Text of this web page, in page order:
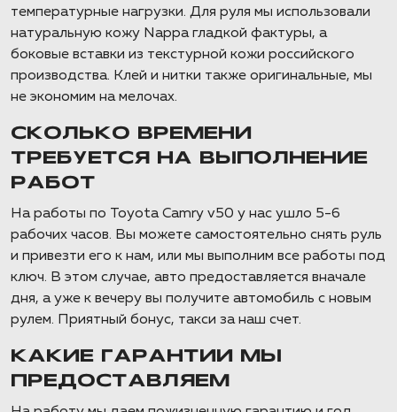
температурные нагрузки. Для руля мы использовали
натуральную кожу Nappa гладкой фактуры, а
боковые вставки из текстурной кожи российского
производства. Клей и нитки также оригинальные, мы
не экономим на мелочах.
СКОЛЬКО ВРЕМЕНИ
ТРЕБУЕТСЯ НА ВЫПОЛНЕНИЕ
РАБОТ
На работы по Toyota Camry v50 у нас ушло 5-6
рабочих часов. Вы можете самостоятельно снять руль
и привезти его к нам, или мы выполним все работы под
ключ. В этом случае, авто предоставляется вначале
дня, а уже к вечеру вы получите автомобиль с новым
рулем. Приятный бонус, такси за наш счет.
КАКИЕ ГАРАНТИИ МЫ
ПРЕДОСТАВЛЯЕМ